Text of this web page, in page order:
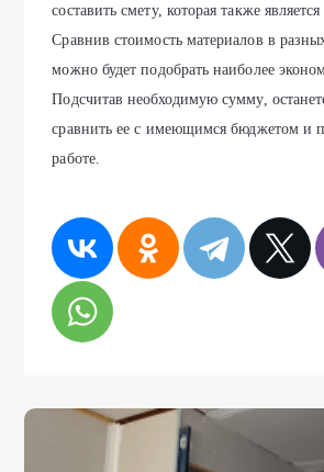
составить смету, которая также
Сравнив стоимость материалов в
можно будет подобрать наиболее
Подсчитав необходимую сумму,
сравнить ее с имеющимся бюджетом и
работе.